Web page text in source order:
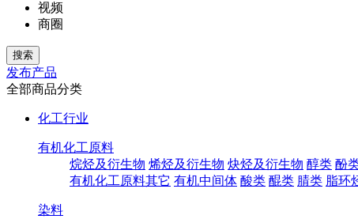
视频
商圈
发布产品
全部商品分类
化工行业
有机化工原料
烷烃及衍生物 烯烃及衍生物 炔烃及衍生物 醇类 酚
有机化工原料其它 有机中间体 酸类 醌类 腈类 脂环
染料